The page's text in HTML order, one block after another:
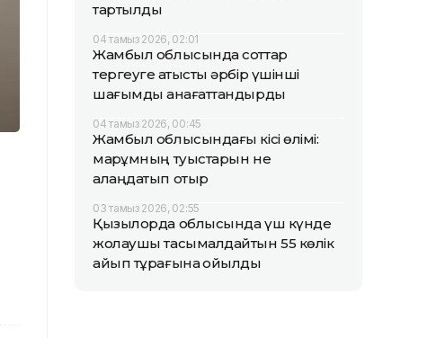
тартылды
04 тамыз 2026, 02:01
Жамбыл облысында соттар
тергеуге қатысты әрбір үшінші
шағымды қанағаттандырды
04 тамыз 2026, 00:45
Жамбыл облысындағы кісі өлімі:
марқұмның туыстарын не
алаңдатып отыр
03 тамыз 2026, 02:55
Қызылорда облысында үш күнде
жолаушы тасымалдайтын 55 көлік
айып тұрағына қойылды